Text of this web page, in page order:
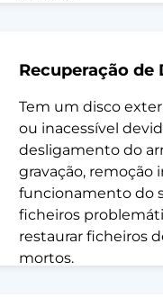
Recuperação
Tem um disco
ou inacessível
desligamento do
gravação, remoção
funcionamento do
ficheiros
restaurar ficheiros
mortos.